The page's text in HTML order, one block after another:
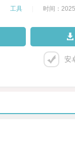
工具 时间：
安